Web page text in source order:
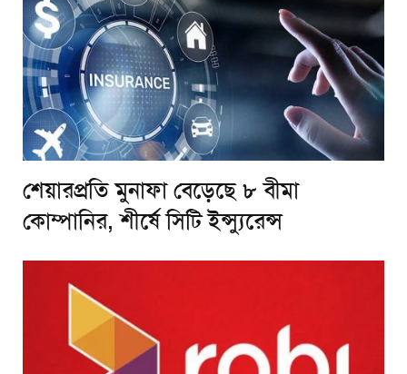
শেয়ারপ্রতি মুনাফা বেড়েছে ৮ বীমা
কোম্পানির, শীর্ষে সিটি ইন্স্যুরেন্স